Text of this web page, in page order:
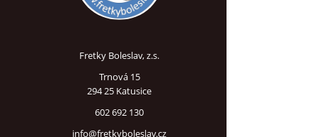
Fretky Boleslav, z.s.
Trnová 15
294 25 Katusice
602 692 130
info@fretkyboleslav.cz